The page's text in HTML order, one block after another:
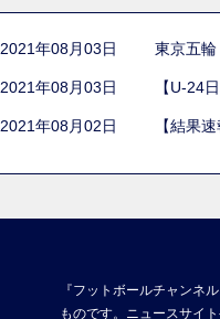
2021年08月03日 東京五
2021年08月03日 【U-24
2021年08月02日 【結果
『フットボールチャンネ
ものです。ニュースサイ